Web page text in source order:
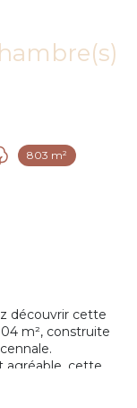
803 m²
découvrir cette
m², construite
agréable, cette